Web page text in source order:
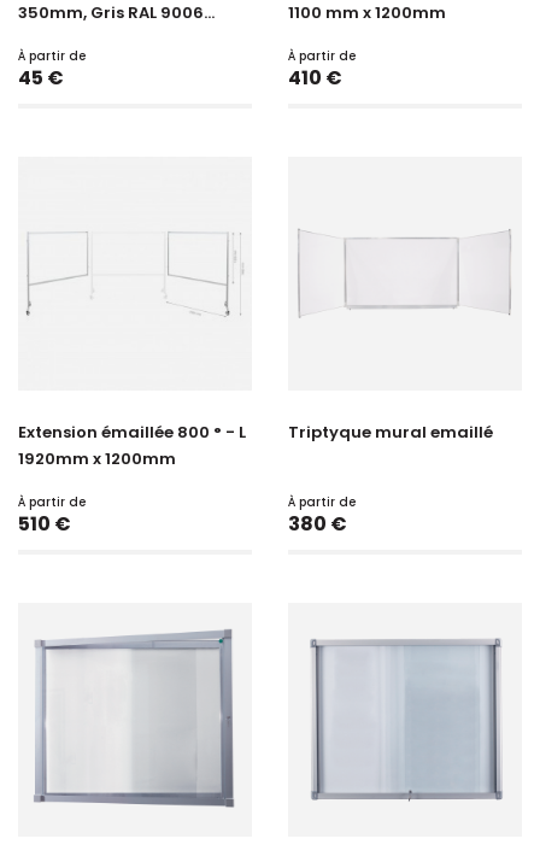
350mm, Gris RAL 9006...
À partir de
Prix
45 €
1100 mm x 1200mm
À partir de
Prix
410 €
Extension émaillée 800 ° - L
1920mm x 1200mm
À partir de
Prix
510 €
Triptyque mural emaillé
À partir de
Prix
380 €